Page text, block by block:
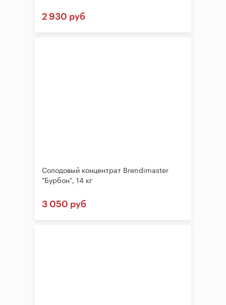
2 930 руб
Солодовый концентрат Brendimaster
"Бурбон", 14 кг
3 050 руб